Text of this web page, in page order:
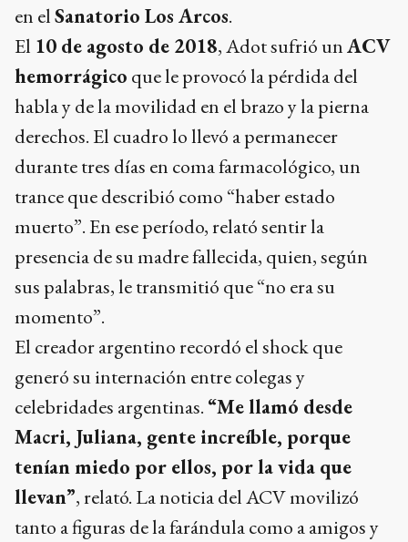
en elSanatorio Los Arcos.
El 10 de agosto de 2018, Adot sufrió unACV
hemorrágico que le provocó la pérdida del
habla y de la movilidad en el brazo y la pierna
derechos. El cuadro lo llevó a permanecer
durante tres días en coma farmacológico, un
trance que describió como “haber estado
muerto”. En ese período, relató sentir la
presencia de su madre fallecida, quien, según
sus palabras, le transmitió que “no era su
momento”.
El creador argentino recordó el shock que
generó su internación entre colegas y
celebridades argentinas. “Me llamó desde
Macri, Juliana, gente increíble, porque
tenían miedo por ellos, por la vida que
llevan”, relató. La noticia del ACV movilizó
tanto a figuras de la farándula como a amigos y